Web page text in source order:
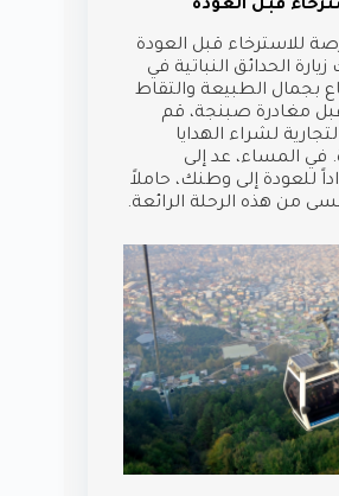
قبل العودة
للاسترخاء قبل العودة
الحدائق النباتية في
بجمال الطبيعة والتقاط
قبل مغادرة صبنجة، قم
لشراء الهدايا
في المساء، عد إلى
للعودة إلى وطنك، حاملاً
من هذه الرحلة الرائعة.